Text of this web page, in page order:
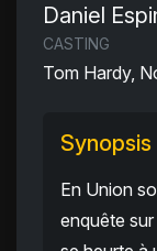
Daniel
CASTING
Tom Hardy,
Synopsis
En Union
enquête